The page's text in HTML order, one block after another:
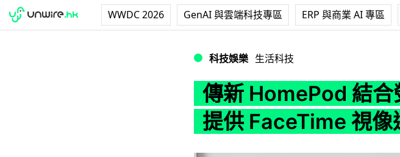
WWDC 2026 GenAI 與雲端科技專區 ERP 與商業 AI 專區
科技娛樂 生活科技
傳新 HomePod 結合
提供 FaceTime 視像